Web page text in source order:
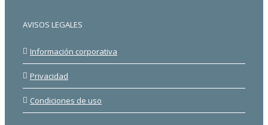
AVISOS LEGALES
Información corporativa
Privacidad
Condiciones de uso